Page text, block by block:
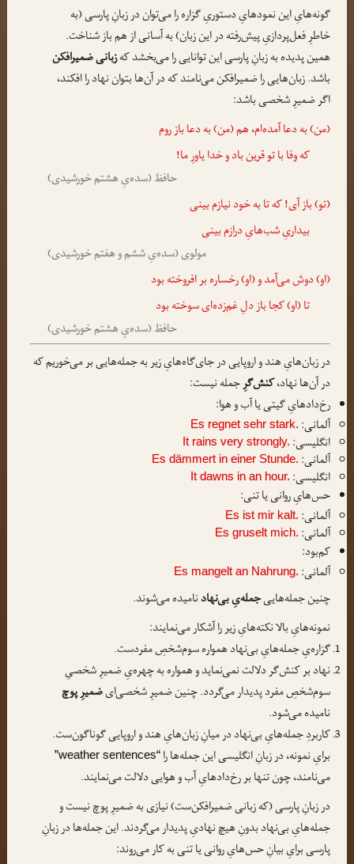
گونه‌هایِ این نمودهایِ دستوریِ گزاره را می‌توان در زبانِ پارسی (به
خاطرِ فعل‌پردازیِ پیش‌رفته در این زبان) به آسانی از هم باز شناخت.
همین پدیده به زبانِ پارسی این توانایی را می‌بخشد کهزبانی ضمیرافکن
باشد. زبان‌هایی را ضمیرافکن می‌نامند که در آن‌ها بتوان نهاد را افکند،
اگر ضمیرِ شخصی باشد:
(من) به دعا آمده‌ام، هم (من) به دعا باز روم
که وفا با تو قرین باد و خدا یاورِ ما!
حافظ (سده‌یِ هشتم خورشیدی)
(تو) باز آی! که تا به خود نیازم بینی
بیداریِ شب‌هایِ درازم بینی
مولوی (سده‌یِ ششم و هفتم خورشیدی)
(او) دوش می‌آمد و (او) رخساره بر افروخته بود
تا (او) کجا باز دلِ غم‌زده‌ای سوخته بود
حافظ (سده‌یِ هشتم خورشیدی)
در زبان‌هایِ هند و اروپایی در جای‌گاه‌هایِ زیر به جمله‌هایی بر می‌خوریم که
در آن‌ها نهاد،کنش‌گرِجمله نیست:
رخ‌دادهایِ گیتی یا آب و هوا:
آلمانی: Es regnet sehr stark.
انگلیسی: It rains very strongly.
آلمانی: Es dämmert in einer Stunde.
انگلیسی: It dawns in an hour.
حس‌هایِ روانی یا تنی:
آلمانی: Es ist mir kalt.
آلمانی: Es gruselt mich.
کم‌بود:
آلمانی: Es mangelt an Nahrung.
چنین جمله‌هاییجمله‌یِ بی‌نهادنامیده می‌شوند.
نمونه‌هایِ بالا نکته‌هایِ زیر را آشکار می‌نمایند:
گزاره‌یِ جمله‌هایِ بی‌نهاد همواره سوم‌شخصِ مفردست.
نهاد بر کنش‌گر دلالت نمی‌نماید و همواره به چهره‌یِ ضمیرِ شخصیِ
سوم‌شخصِ مفرد پدیدار می‌گردد. چنین ضمیرِ شخصی‌ایضمیرِ پوچ
نامیده می‌شود.
کاربردِ جمله‌هایِ بی‌نهاد در میانِ زبان‌هایِ هند و اروپایی گوناگون‌ست.
برایِ نمونه، در زبانِ انگلیسی این جمله‌ها را “wea‌ther sen‌tences”
می‌نامند، چون تنها بر رخ‌دادهایِ آب و هوایی دلالت می‌نمایند.
در زبانِ پارسی (که زبانی ضمیرافکن‌ست) نیازی به ضمیرِ پوچ نیست و
جمله‌هایِ بی‌نهاد بدونِ هیچ نهادیِ پدیدار می‌گردند. این جمله‌ها در زبانِ
پارسی برایِ بیانِ حس‌هایِ روانی یا تنی به کار می‌روند: